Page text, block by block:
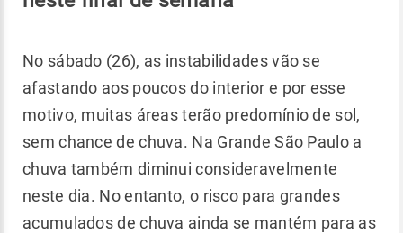
No sábado (26), as instabilidades vão se
afastando aos poucos do interior e por esse
motivo, muitas áreas terão predomínio de sol,
sem chance de chuva. Na Grande São Paulo a
chuva também diminui consideravelmente
neste dia. No entanto, o risco para grandes
acumulados de chuva ainda se mantém para as